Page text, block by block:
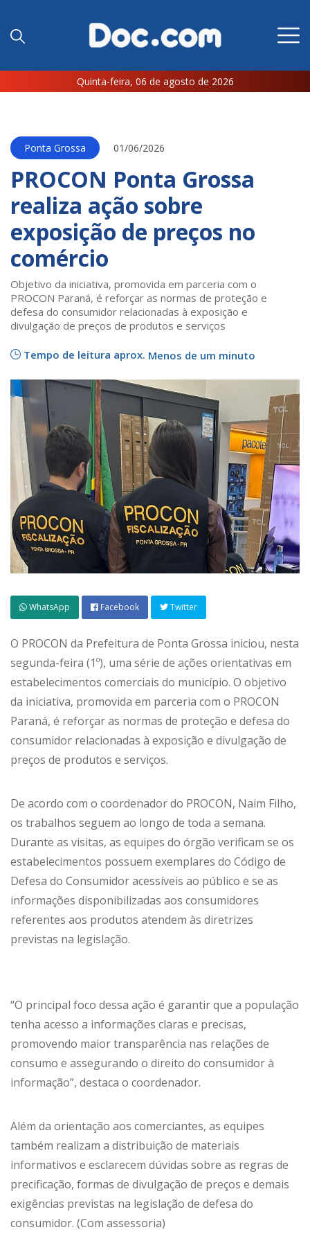
Quinta-feira, 06 de agosto de 2026
Ponta Grossa 01/06/2026
PROCON Ponta Grossa
realiza ação sobre
exposição de preços no
comércio
Objetivo da iniciativa, promovida em parceria com o
PROCON Paraná, é reforçar as normas de proteção e
defesa do consumidor relacionadas à exposição e
divulgação de preços de produtos e serviços
Tempo de leitura aprox. Menos de um minuto
WhatsApp Facebook Twitter
O PROCON da Prefeitura de Ponta Grossa iniciou, nesta
segunda-feira (1º), uma série de ações orientativas em
estabelecimentos comerciais do município. O objetivo
da iniciativa, promovida em parceria com o PROCON
Paraná, é reforçar as normas de proteção e defesa do
consumidor relacionadas à exposição e divulgação de
preços de produtos e serviços.
De acordo com o coordenador do PROCON, Naim Filho,
os trabalhos seguem ao longo de toda a semana.
Durante as visitas, as equipes do órgão verificam se os
estabelecimentos possuem exemplares do Código de
Defesa do Consumidor acessíveis ao público e se as
informações disponibilizadas aos consumidores
referentes aos produtos atendem às diretrizes
previstas na legislação.
“O principal foco dessa ação é garantir que a população
tenha acesso a informações claras e precisas,
promovendo maior transparência nas relações de
consumo e assegurando o direito do consumidor à
informação”, destaca o coordenador.
Além da orientação aos comerciantes, as equipes
também realizam a distribuição de materiais
informativos e esclarecem dúvidas sobre as regras de
precificação, formas de divulgação de preços e demais
exigências previstas na legislação de defesa do
consumidor. (Com assessoria)